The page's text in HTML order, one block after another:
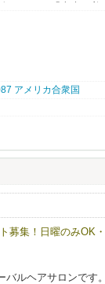
ある方
つきます
アメリカ合衆国
募集！日曜のみOK
ルヘアサロンです。